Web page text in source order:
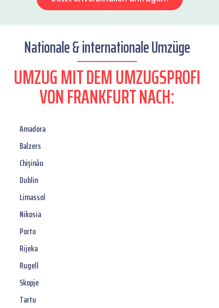
Nationale & internationale Umzüge
UMZUG MIT DEM UMZUGSPROFI
VON FRANKFURT NACH:
Amadora
Balzers
Chișinău
Dublin
Limassol
Nikosia
Porto
Rijeka
Rugell
Skopje
Tartu